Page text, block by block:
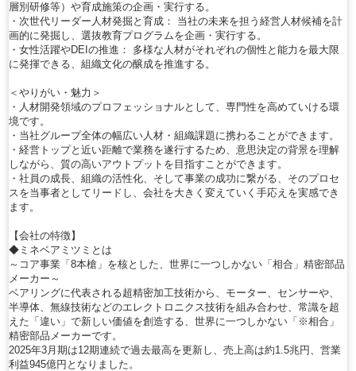
層別研修等）や育成施策の企画・実行する。
・次世代リーダー人材発掘と育成： 当社の未来を担う経営人材候補を計
画的に発掘し、選抜教育プログラムを企画・実行する。
・女性活躍やDEIの推進： 多様な人材がそれぞれの個性と能力を最大限
に発揮できる、組織文化の醸成を推進する。
＜やりがい・魅力＞
・人材開発領域のプロフェッショナルとして、専門性を高めていける環
境です。
・当社グループ全体の幅広い人材・組織課題に携わることができます。
・経営トップと近い距離で業務を遂行するため、意思決定の背景を理解
しながら、質の高いアウトプットを目指すことができます。
・社員の成長、組織の活性化、そして事業の成功に繋がる、そのプロセ
スを当事者としてリードし、会社を大きく変えていく手応えを実感でき
ます。
【会社の特徴】
◆ミネベアミツミとは
～コア事業「8本槍」を核とした、世界に一つしかない「相合」精密部品
メーカー～
ベアリングに代表される超精密加工技術から、モーター、センサーや、
半導体、無線技術などのエレクトロニクス技術を組み合わせ、常識を超
えた「違い」で新しい価値を創造する、世界に一つしかない「※相合」
精密部品メーカーです。
2025年3月期は12期連続で過去最高を更新し、売上高は約1.5兆円、営業
利益945億円となりました。